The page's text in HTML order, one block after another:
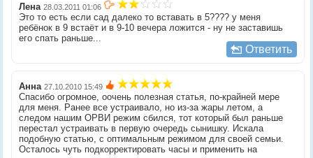
Лена 28.03.2011 01:06
Это то есть если сад далеко то вставать в 5???? у меня
ребёнок в 9 встаёт и в 9-10 вечера ложится - ну не заставишь
его спать раньше...
Ответить
Анна 27.10.2010 15:49
Спасибо огромное, оочень полезная статья, по-крайней мере
для меня. Ранее все устраивало, но из-за жары летом, а
следом нашим ОРВИ режим сбился, тот который был раньше
перестал устраивать в первую очередь сынишку. Искала
подобную статью, с оптимальным режимом для своей семьи.
Осталось чуть подкорректировать часы и применить на